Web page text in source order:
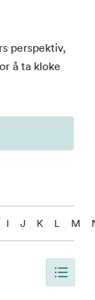
perspektiv,
å ta kloke
I J K L M